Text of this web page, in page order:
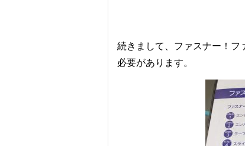
続きまして、ファスナー！フ
必要があります。